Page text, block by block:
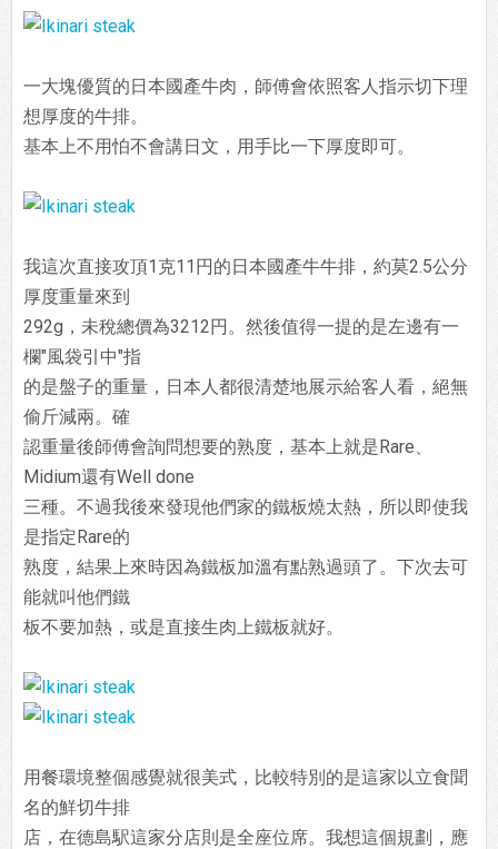
一大塊優質的日本國產牛肉，師傅會依照客人指示切下理
想厚度的牛排。
基本上不用怕不會講日文，用手比一下厚度即可。
我這次直接攻頂1克11円的日本國產牛牛排，約莫2.5公分
厚度重量來到
292g，未稅總價為3212円。然後值得一提的是左邊有一
欄"風袋引中"指
的是盤子的重量，日本人都很清楚地展示給客人看，絕無
偷斤減兩。確
認重量後師傅會詢問想要的熟度，基本上就是Rare、
Midium還有Well done
三種。不過我後來發現他們家的鐵板燒太熱，所以即使我
是指定Rare的
熟度，結果上來時因為鐵板加溫有點熟過頭了。下次去可
能就叫他們鐵
板不要加熱，或是直接生肉上鐵板就好。
用餐環境整個感覺就很美式，比較特別的是這家以立食聞
名的鮮切牛排
店，在德島駅這家分店則是全座位席。我想這個規劃，應